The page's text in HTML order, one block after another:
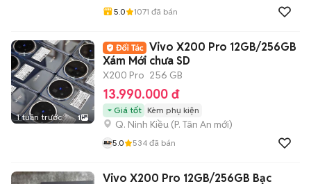
5.0 1071 đã bán
1 tuần trước 1
Vivo X200 Pro 12GB/256GB
Xám Mới chưa SD
X200 Pro 256 GB
13.990.000 đ
Giá tốt Kèm phụ kiện
Q. Ninh Kiều (P. Tân An mới)
5.0 534 đã bán
Vivo X200 Pro 12GB/256GB Bạc